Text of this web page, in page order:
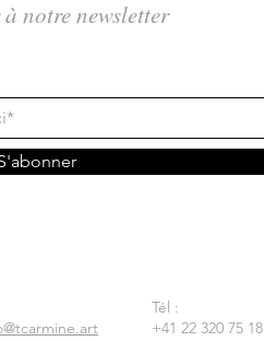
notre newsletter
Tél :
+41 22 320 75 18